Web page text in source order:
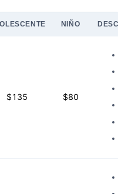
NIÑO
$135 $80